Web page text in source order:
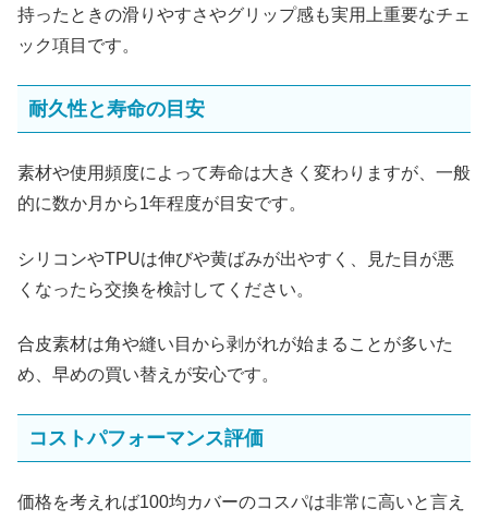
持ったときの滑りやすさやグリップ感も実用上重要なチェ
ック項目です。
耐久性と寿命の目安
素材や使用頻度によって寿命は大きく変わりますが、一般
的に数か月から1年程度が目安です。
シリコンやTPUは伸びや黄ばみが出やすく、見た目が悪
くなったら交換を検討してください。
合皮素材は角や縫い目から剥がれが始まることが多いた
め、早めの買い替えが安心です。
コストパフォーマンス評価
価格を考えれば100均カバーのコスパは非常に高いと言え